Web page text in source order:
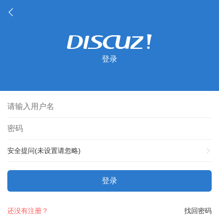
登录
安全提问(未设置请忽略)
登录
找回密码
还没有注册？